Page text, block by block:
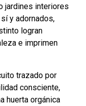
jardines interiores
y adornados,
logran
e imprimen
trazado por
consciente,
huerta orgánica